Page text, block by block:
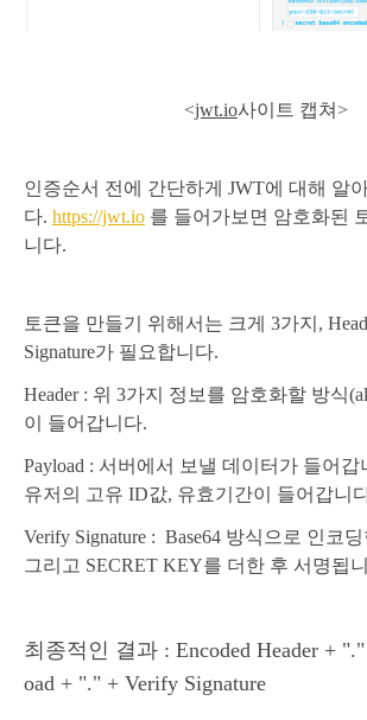
<jwt.io사이트 캡쳐>
인증순서 전에 간단하게 JWT에 대해 알
다. https://jwt.io 를 들어가보면 암호화된
니다.
토큰을 만들기 위해서는 크게 3가지,
Signature가 필요합니다.
Header : 위 3가지 정보를 암호화할 방식
이 들어갑니다.
Payload : 서버에서 보낼 데이터가 들어
유저의 고유 ID값, 유효기간이 들어갑니
Verify Signature : Base64 방식으로 인코딩
그리고 SECRET KEY를 더한 후 서명됩
최종적인 결과 : Encoded Header +
oad + "." + Verify Signature